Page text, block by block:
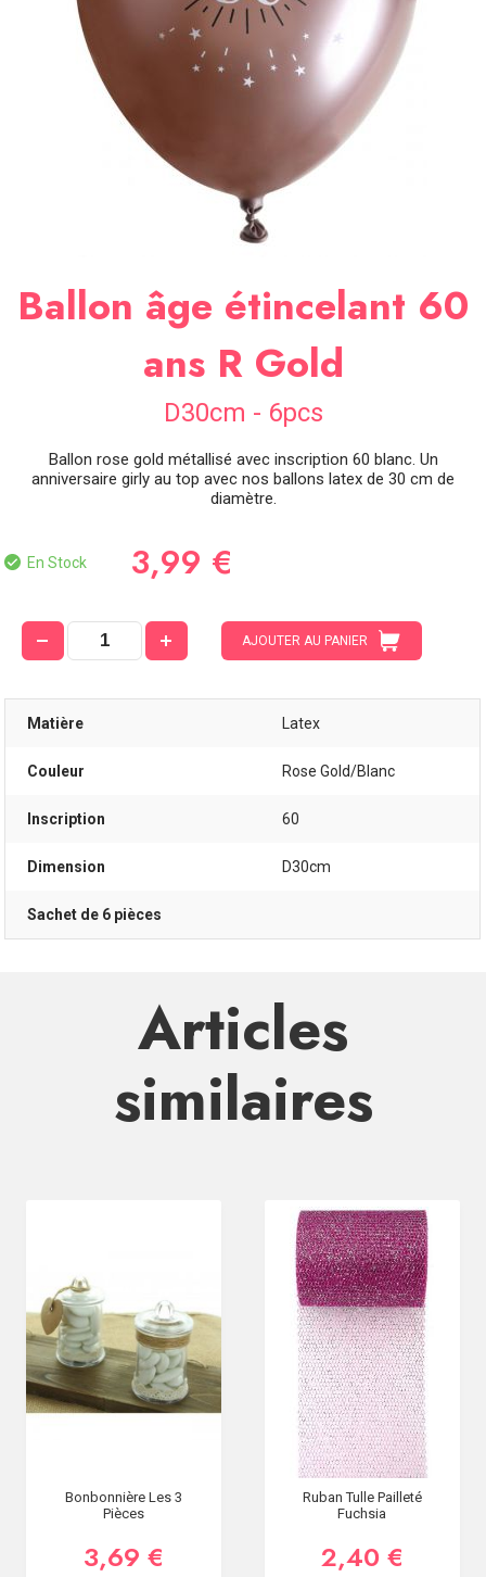
OCCASIONS
SPÉCIALES
Ballon âge étincelant 60
ans R Gold
D30cm - 6pcs
Ballon rose gold métallisé avec inscription 60 blanc. Un
anniversaire girly au top avec nos ballons latex de 30 cm de
diamètre.
En Stock 3,99 €
AJOUTER AU PANIER
Matière Latex
Couleur Rose Gold/Blanc
Inscription 60
Dimension D30cm
Sachet de 6 pièces
Articles
similaires
Bonbonnière Les 3
Pièces
3,69 €
Ruban Tulle Pailleté
Fuchsia
2,40 €